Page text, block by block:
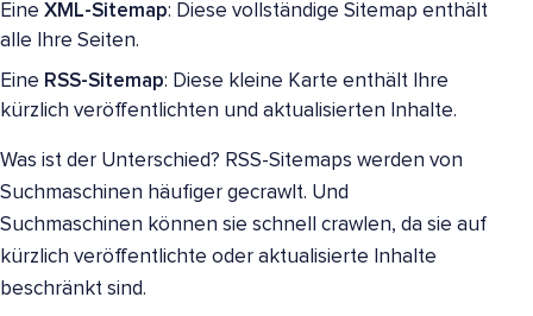
Eine XML-Sitemap: Diese vollständige Sitemap enthält
alle Ihre Seiten.
Eine RSS-Sitemap: Diese kleine Karte enthält Ihre
kürzlich veröffentlichten und aktualisierten Inhalte.
Was ist der Unterschied? RSS-Sitemaps werden von
Suchmaschinen häufiger gecrawlt. Und
Suchmaschinen können sie schnell crawlen, da sie auf
kürzlich veröffentlichte oder aktualisierte Inhalte
beschränkt sind.